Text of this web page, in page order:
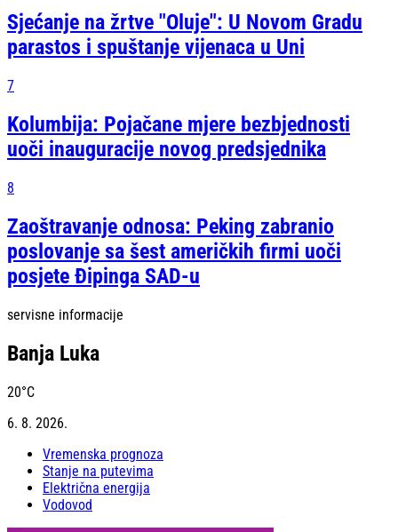
Sjećanje na žrtve "Oluje": U Novom Gradu
parastos i spuštanje vijenaca u Uni
7
Kolumbija: Pojačane mjere bezbjednosti
uoči inauguracije novog predsjednika
8
Zaoštravanje odnosa: Peking zabranio
poslovanje sa šest američkih firmi uoči
posjete Đipinga SAD-u
servisne informacije
Banja Luka
20°C
6. 8. 2026.
Vremenska prognoza
Stanje na putevima
Električna energija
Vodovod